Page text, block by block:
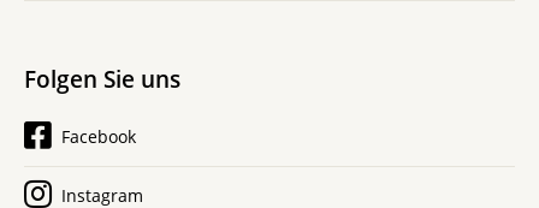
Folgen Sie uns
Facebook
Instagram